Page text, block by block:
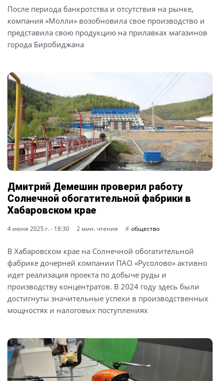
После периода банкротства и отсутствия на рынке,
компания «Молли» возобновила свое производство и
представила свою продукцию на прилавках магазинов
города Биробиджана
Дмитрий Демешин проверил работу
Солнечной обогатительной фабрики в
Хабаровском крае
4 июня 2025 г. - 18:30 2 мин. чтения общество
В Хабаровском крае на Солнечной обогатительной
фабрике дочерней компании ПАО «Русолово» активно
идет реализация проекта по добыче руды и
производству концентратов. В 2024 году здесь были
достигнуты значительные успехи в производственных
мощностях и налоговых поступлениях